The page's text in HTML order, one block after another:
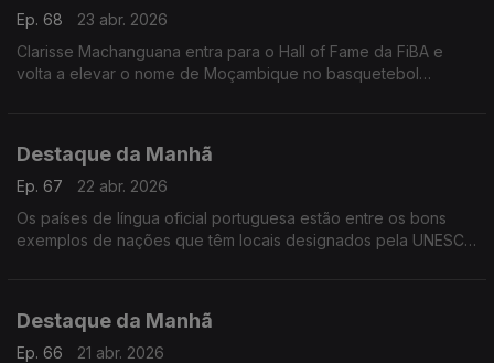
Ep. 68
23 abr. 2026
Clarisse Machanguana entra para o Hall of Fame da FiBA e
volta a elevar o nome de Moçambique no basquetebol
Destaque da Manhã
Ep. 67
22 abr. 2026
Os países de língua oficial portuguesa estão entre os bons
exemplos de nações que têm locais designados pela UNESCO
Destaque da Manhã
Ep. 66
21 abr. 2026